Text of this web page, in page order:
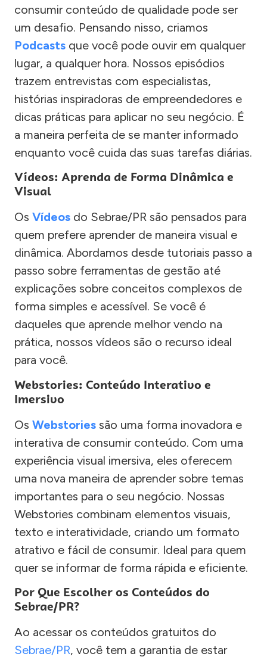
consumir conteúdo de qualidade pode ser
um desafio. Pensando nisso, criamos
Podcasts que você pode ouvir em qualquer
lugar, a qualquer hora. Nossos episódios
trazem entrevistas com especialistas,
histórias inspiradoras de empreendedores e
dicas práticas para aplicar no seu negócio. É
a maneira perfeita de se manter informado
enquanto você cuida das suas tarefas diárias.
Vídeos: Aprenda de Forma Dinâmica e
Visual
Os Vídeos do Sebrae/PR são pensados para
quem prefere aprender de maneira visual e
dinâmica. Abordamos desde tutoriais passo a
passo sobre ferramentas de gestão até
explicações sobre conceitos complexos de
forma simples e acessível. Se você é
daqueles que aprende melhor vendo na
prática, nossos vídeos são o recurso ideal
para você.
Webstories: Conteúdo Interativo e
Imersivo
Os Webstories são uma forma inovadora e
interativa de consumir conteúdo. Com uma
experiência visual imersiva, eles oferecem
uma nova maneira de aprender sobre temas
importantes para o seu negócio. Nossas
Webstories combinam elementos visuais,
texto e interatividade, criando um formato
atrativo e fácil de consumir. Ideal para quem
quer se informar de forma rápida e eficiente.
Por Que Escolher os Conteúdos do
Sebrae/PR?
Ao acessar os conteúdos gratuitos do
Sebrae/PR, você tem a garantia de estar